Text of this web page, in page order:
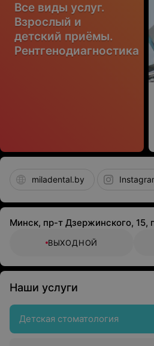
Все виды услуг.
Взрослый и
детский приёмы.
Рентгенодиагностика
miladental.by
Минск, пр-т Дзержинского, 15,
ВЫХОДНОЙ
Наши услуги
Детская стоматология